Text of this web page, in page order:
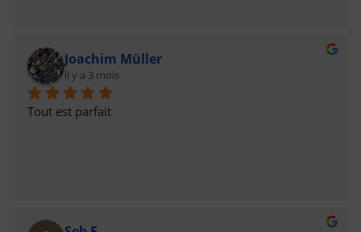
Joachim Müller
il y a 3 mois
Tout est parfait